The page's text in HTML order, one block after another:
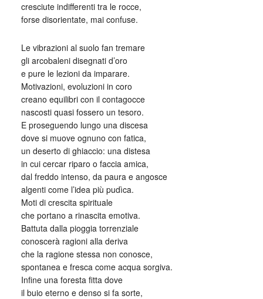
cresciute indifferenti tra le rocce,
forse disorientate, mai confuse.
Le vibrazioni al suolo fan tremare
gli arcobaleni disegnati d’oro
e pure le lezioni da imparare.
Motivazioni, evoluzioni in coro
creano equilibri con il contagocce
nascosti quasi fossero un tesoro.
E proseguendo lungo una discesa
dove si muove ognuno con fatica,
un deserto di ghiaccio: una distesa
in cui cercar riparo o faccia amica,
dal freddo intenso, da paura e angosce
algenti come l’idea più pudìca.
Moti di crescita spirituale
che portano a rinascita emotiva.
Battuta dalla pioggia torrenziale
conoscerà ragioni alla deriva
che la ragione stessa non conosce,
spontanea e fresca come acqua sorgiva.
Infine una foresta fitta dove
il buio eterno e denso si fa sorte,